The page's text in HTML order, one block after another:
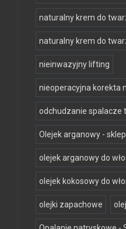
naturalny krem do
naturalny krem do
nieinwazyjny lifting
nieoperacyjna korekta
odchudzanie spalacze
Olejek arganowy - sklep
olejek arganowy do
olejek kokosowy do
olejki zapachowe